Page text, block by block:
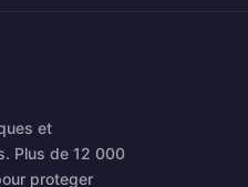
et
Plus de 12 000
proteger